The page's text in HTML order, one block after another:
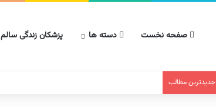
صفحه نخست دسته ها پزشکان زندگی سالم
جدیدترین مطالب